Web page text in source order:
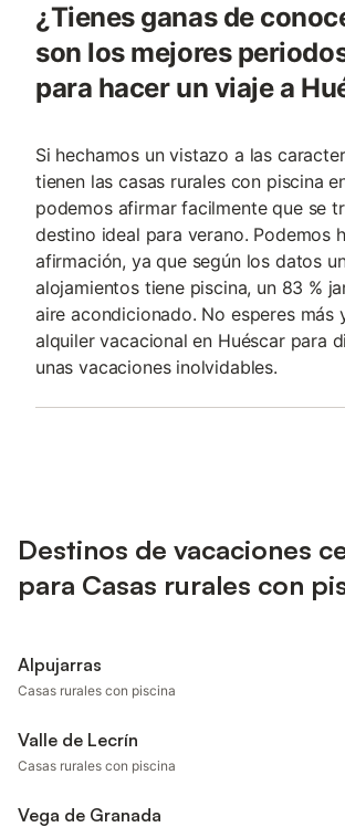
¿Tienes ganas de
son los mejores
para hacer un viaje a
Si hechamos un vistazo a las
tienen las casas rurales con piscina
podemos afirmar facilmente que se
destino ideal para verano. Podemos
afirmación, ya que según los datos
alojamientos tiene piscina, un 83 %
aire acondicionado. No esperes más
alquiler vacacional en Huéscar para
unas vacaciones inolvidables.
Destinos de vacaciones
para Casas rurales con
Alpujarras
Casas rurales con piscina
Valle de Lecrín
Casas rurales con piscina
Vega de Granada